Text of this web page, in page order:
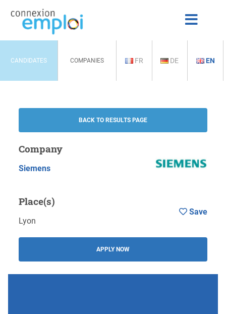
CANDIDATES COMPANIES FR DE EN
BACK TO RESULTS PAGE
Company
Siemens
Place(s)
Lyon
APPLY NOW
Save